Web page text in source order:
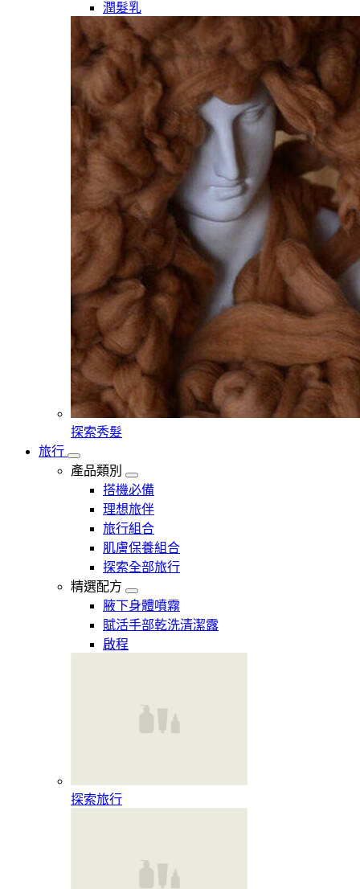
潤髮乳
探索秀髮
旅行
產品類別
搭機必備
理想旅伴
旅行組合
肌膚保養組合
探索全部旅行
精選配方
腋下身體噴霧
賦活手部乾洗清潔露
啟程
探索旅行